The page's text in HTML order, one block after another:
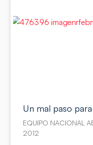
Un mal paso
EQUIPO NACIONAL
2012